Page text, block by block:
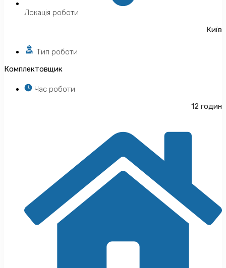
Локація роботи
Київ
Тип роботи
Комплектовщик
Час роботи
12 годин